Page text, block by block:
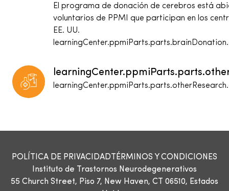
El programa de donación de cerebros está
voluntarios de PPMI que participan en los
EE. UU.
POLÍTICA DE PRIVACIDAD TÉRMINOS Y CONDICIONES
Instituto de Trastornos Neurodegenerativos
55 Church Street, Piso 7, New Haven, CT 06510, Estados